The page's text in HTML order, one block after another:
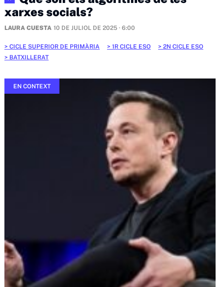
xarxes socials?
LAURA CUESTA 10 DE JULIOL DE 2025 · 6:00
CICLE SUPERIOR DE PRIMÀRIA 1R CICLE ESO
2N CICLE ESO
BATXILLERAT
EN CONTEXT